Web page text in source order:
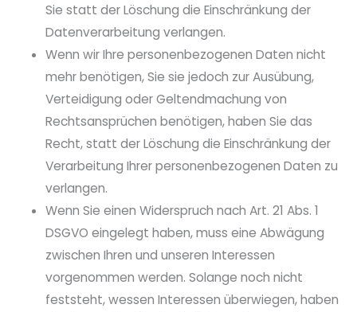
Sie statt der Löschung die Einschränkung der
Datenverarbeitung verlangen.
Wenn wir Ihre personenbezogenen Daten nicht
mehr benötigen, Sie sie jedoch zur Ausübung,
Verteidigung oder Geltendmachung von
Rechtsansprüchen benötigen, haben Sie das
Recht, statt der Löschung die Einschränkung der
Verarbeitung Ihrer personenbezogenen Daten zu
verlangen.
Wenn Sie einen Widerspruch nach Art. 21 Abs. 1
DSGVO eingelegt haben, muss eine Abwägung
zwischen Ihren und unseren Interessen
vorgenommen werden. Solange noch nicht
feststeht, wessen Interessen überwiegen, haben